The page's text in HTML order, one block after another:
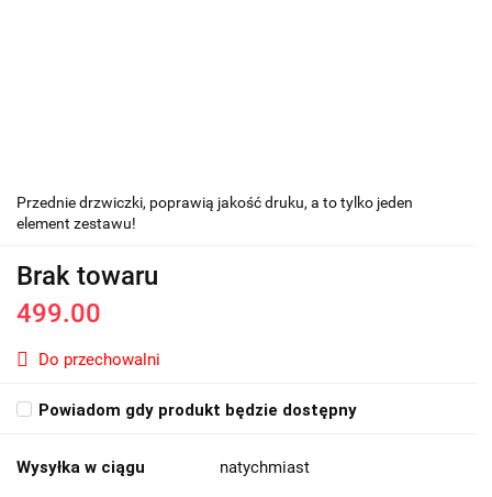
Przednie drzwiczki, poprawią jakość druku, a to tylko jeden
element zestawu!
Brak towaru
499.00
Do przechowalni
Powiadom gdy produkt będzie dostępny
Wysyłka w ciągu natychmiast